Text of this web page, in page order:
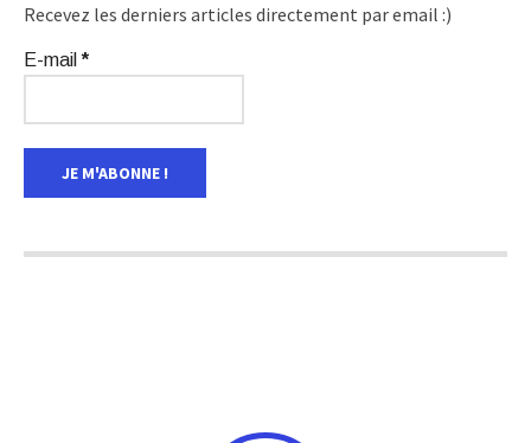
Recevez les derniers articles directement par email :)
E-mail*